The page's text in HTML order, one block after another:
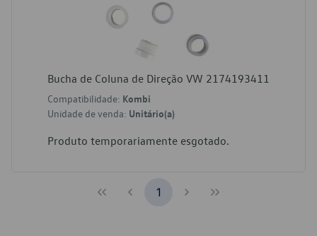
Bucha de Coluna de Direção VW 2174193411
Compatibilidade: Kombi
Unidade de venda: Unitário(a)
Produto temporariamente esgotado.
1